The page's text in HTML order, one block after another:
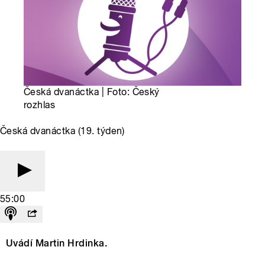
Česká dvanáctka | Foto: Český
rozhlas
Česká dvanáctka (19. týden)
55:00
Uvádí Martin Hrdinka.